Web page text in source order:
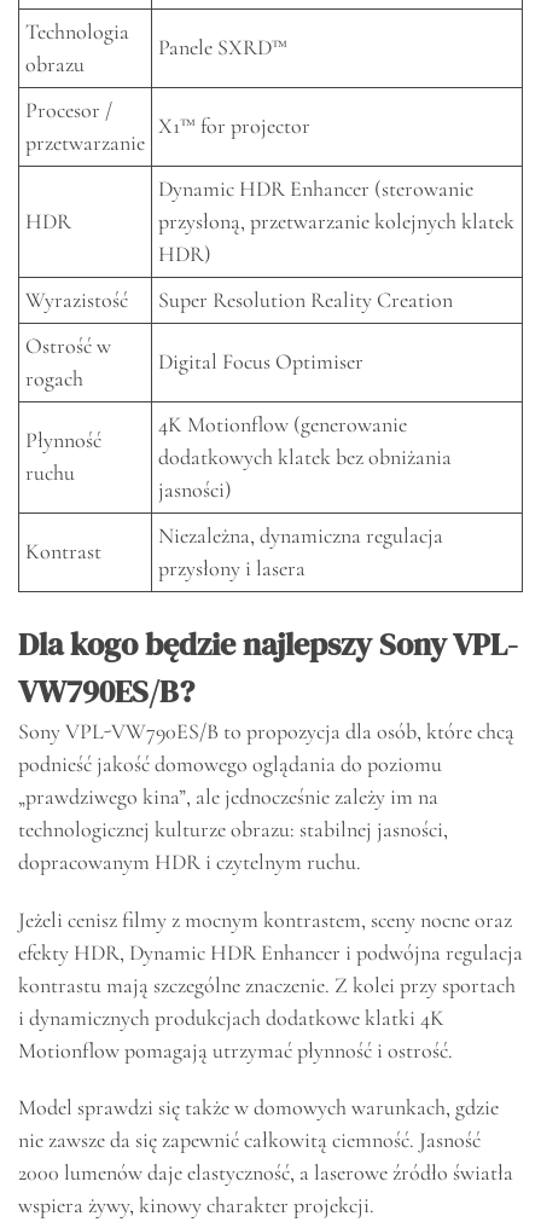
Technologia
obrazu
Panele SXRD™
Procesor /
przetwarzanie
X1™ for projector
HDR
Dynamic HDR Enhancer (sterowanie
przysłoną, przetwarzanie kolejnych klatek
HDR)
Wyrazistość
Super Resolution Reality Creation
Ostrość w
rogach
Digital Focus Optimiser
Płynność
ruchu
4K Motionflow (generowanie
dodatkowych klatek bez obniżania
jasności)
Kontrast
Niezależna, dynamiczna regulacja
przysłony i lasera
Dla kogo będzie najlepszy Sony VPL-
VW790ES/B?
Sony VPL-VW790ES/B to propozycja dla osób, które chcą
podnieść jakość domowego oglądania do poziomu
„prawdziwego kina”, ale jednocześnie zależy im na
technologicznej kulturze obrazu: stabilnej jasności,
dopracowanym HDR i czytelnym ruchu.
Jeżeli cenisz filmy z mocnym kontrastem, sceny nocne oraz
efekty HDR, Dynamic HDR Enhancer i podwójna regulacja
kontrastu mają szczególne znaczenie. Z kolei przy sportach
i dynamicznych produkcjach dodatkowe klatki 4K
Motionflow pomagają utrzymać płynność i ostrość.
Model sprawdzi się także w domowych warunkach, gdzie
nie zawsze da się zapewnić całkowitą ciemność. Jasność
2000 lumenów daje elastyczność, a laserowe źródło światła
wspiera żywy, kinowy charakter projekcji.